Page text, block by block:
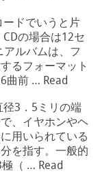
ードでいうと片
の場合は12セ
アルバムは、フ
るフォーマット
曲前 … Read
径3．5ミリの端
、イヤホンやヘ
用いられている
を指す。一般的
（ … Read